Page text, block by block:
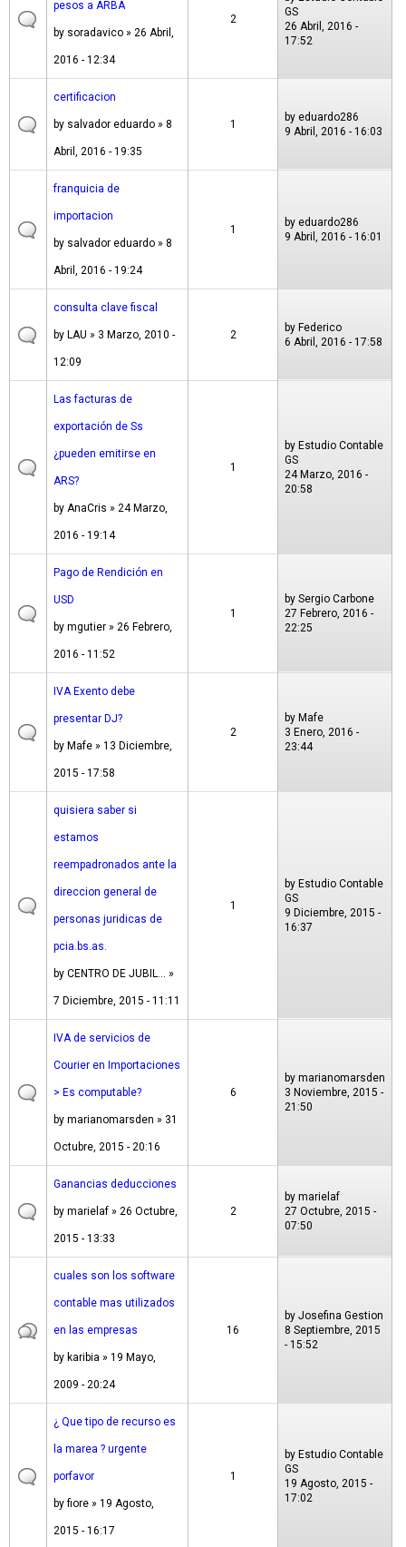
pesos a ARBA
by soradavico » 26 Abril,
2016 - 12:34
2
GS
26 Abril, 2016 -
17:52
certificacion
by salvador eduardo » 8
Abril, 2016 - 19:35
1
by eduardo286
9 Abril, 2016 - 16:03
franquicia de
importacion
by salvador eduardo » 8
Abril, 2016 - 19:24
1
by eduardo286
9 Abril, 2016 - 16:01
consulta clave fiscal
by LAU » 3 Marzo, 2010 -
12:09
2
by Federico
6 Abril, 2016 - 17:58
Las facturas de
exportación de Ss
¿pueden emitirse en
ARS?
by AnaCris » 24 Marzo,
2016 - 19:14
1
by Estudio Contable
GS
24 Marzo, 2016 -
20:58
Pago de Rendición en
USD
by mgutier » 26 Febrero,
2016 - 11:52
1
by Sergio Carbone
27 Febrero, 2016 -
22:25
IVA Exento debe
presentar DJ?
by Mafe » 13 Diciembre,
2015 - 17:58
2
by Mafe
3 Enero, 2016 -
23:44
quisiera saber si
estamos
reempadronados ante la
direccion general de
personas juridicas de
pcia.bs.as.
by CENTRO DE JUBIL... »
7 Diciembre, 2015 - 11:11
1
by Estudio Contable
GS
9 Diciembre, 2015 -
16:37
IVA de servicios de
Courier en Importaciones
> Es computable?
by marianomarsden » 31
Octubre, 2015 - 20:16
6
by marianomarsden
3 Noviembre, 2015 -
21:50
Ganancias deducciones
by marielaf » 26 Octubre,
2015 - 13:33
2
by marielaf
27 Octubre, 2015 -
07:50
cuales son los software
contable mas utilizados
en las empresas
by karibia » 19 Mayo,
2009 - 20:24
16
by Josefina Gestion
8 Septiembre, 2015
- 15:52
¿ Que tipo de recurso es
la marea ? urgente
porfavor
byfiore » 19 Agosto,
2015 - 16:17
1
by Estudio Contable
GS
19 Agosto, 2015 -
17:02